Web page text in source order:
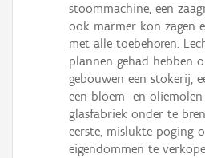
stoommachine, een
ook marmer kon zagen
met alle toebehoren.
plannen gehad hebben
gebouwen een stokerij,
een bloem- en oliemolen
glasfabriek onder te
eerste, mislukte poging
eigendommen te